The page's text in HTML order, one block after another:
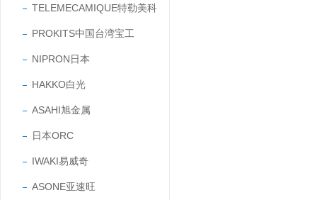
TELEMECAMIQUE特勒美科
PROKITS中国台湾宝工
NIPRON日本
HAKKO白光
ASAHI旭金属
日本ORC
IWAKI易威奇
ASONE亚速旺